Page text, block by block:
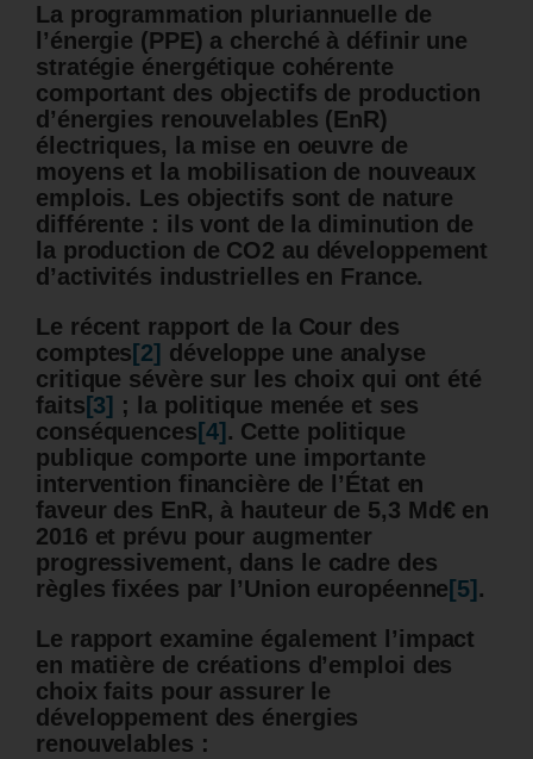
La programmation pluriannuelle de
l’énergie (PPE) a cherché à définir une
stratégie énergétique cohérente
comportant des objectifs de production
d’énergies renouvelables (EnR)
électriques, la mise en oeuvre de
moyens et la mobilisation de nouveaux
emplois. Les objectifs sont de nature
différente : ils vont de la diminution de
la production de CO2 au développement
d’activités industrielles en France.
Le récent rapport de la Cour des
comptes [2] développe une analyse
critique sévère sur les choix qui ont été
faits [3] ; la politique menée et ses
conséquences [4] . Cette politique
publique comporte une importante
intervention financière de l’État en
faveur des EnR, à hauteur de 5,3 Md€ en
2016 et prévu pour augmenter
progressivement, dans le cadre des
règles fixées par l’Union européenne [5] .
Le rapport examine également l’impact
en matière de créations d’emploi des
choix faits pour assurer le
développement des énergies
renouvelables :